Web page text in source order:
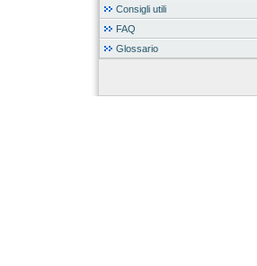
Consigli utili
FAQ
Glossario